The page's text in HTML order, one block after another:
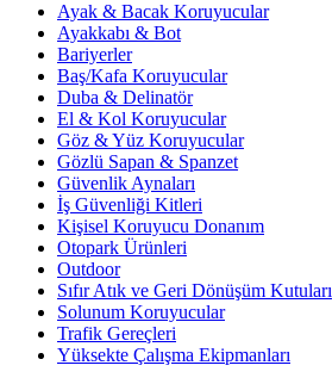
Ayak & Bacak Koruyucular
Ayakkabı & Bot
Bariyerler
Baş/Kafa Koruyucular
Duba & Delinatör
El & Kol Koruyucular
Göz & Yüz Koruyucular
Gözlü Sapan & Spanzet
Güvenlik Aynaları
İş Güvenliği Kitleri
Kişisel Koruyucu Donanım
Otopark Ürünleri
Outdoor
Sıfır Atık ve Geri Dönüşüm Kutuları
Solunum Koruyucular
Trafik Gereçleri
Yüksekte Çalışma Ekipmanları